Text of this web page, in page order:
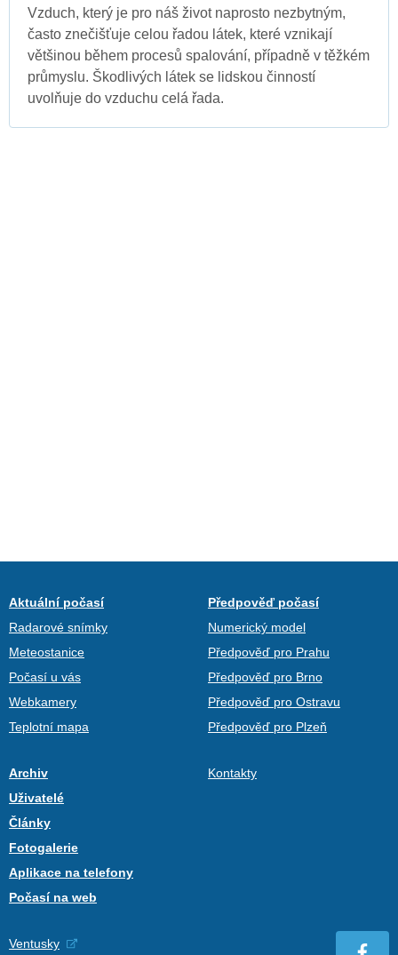
Vzduch, který je pro náš život naprosto nezbytným,
často znečišťuje celou řadou látek, které vznikají
většinou během procesů spalování, případně v těžkém
průmyslu. Škodlivých látek se lidskou činností
uvolňuje do vzduchu celá řada.
Aktuální počasí
Radarové snímky
Meteostanice
Počasí u vás
Webkamery
Teplotní mapa
Předpověď počasí
Numerický model
Předpověď pro Prahu
Předpověď pro Brno
Předpověď pro Ostravu
Předpověď pro Plzeň
Archiv
Uživatelé
Články
Fotogalerie
Aplikace na telefony
Počasí na web
Kontakty
Ventusky